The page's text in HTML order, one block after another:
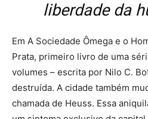
liberdade da
Em A Sociedade Ômega e o
Prata, primeiro livro de uma
volumes – escrita por Nilo C.
destruída. A cidade também
chamada de Heuss. Essa